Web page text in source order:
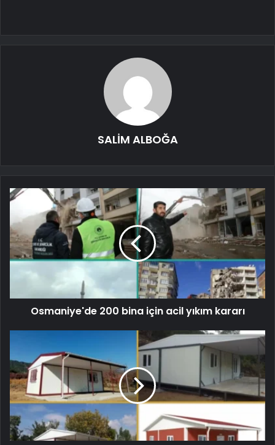
SALİM ALBOĞA
Osmaniye'de 200 bina için acil yıkım kararı